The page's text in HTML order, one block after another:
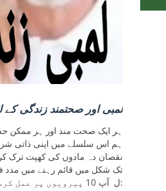
لمبی اور صحتمند زندگی
ہر ایک صحت مند اور ہر ممکن
ہم اس سلسلے میں اپنی ذاتی
نقصان دہ مادوں کی کھپت ترک
تک شکل میں قائم رہنے میں مدد
ل آپ 10 پیرویوں پر عمل کرسکتے ہیں: